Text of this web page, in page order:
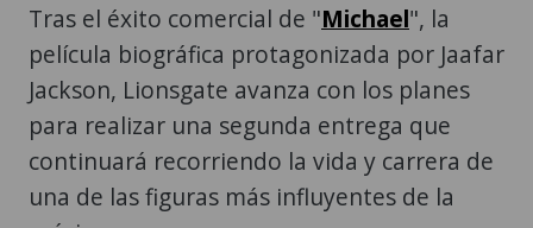
Tras el éxito comercial de "Michael", la
película biográfica protagonizada por Jaafar
Jackson, Lionsgate avanza con los planes
para realizar una segunda entrega que
continuará recorriendo la vida y carrera de
una de las figuras más influyentes de la